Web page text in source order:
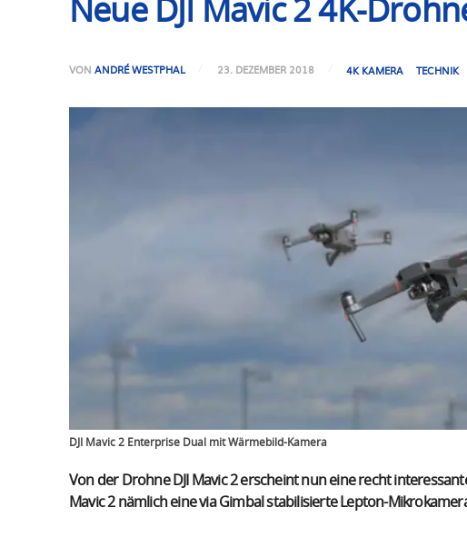
Neue DJI Mavic 2 4K-
VON ANDRÉ WESTPHAL 23. DEZEMBER 2018 4K KAMERA TECHNIK
DJI Mavic 2 Enterprise Dual mit Wärmebild-Kamera
Von der Drohne DJI Mavic 2 erscheint nun eine recht
Mavic 2 nämlich eine via Gimbal stabilisierte Lepton-